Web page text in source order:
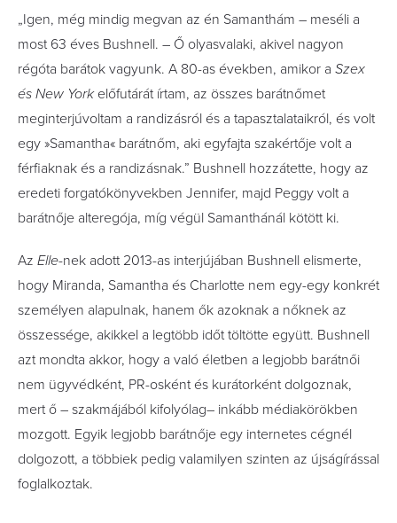
„Igen, még mindig megvan az én Samanthám – meséli a
most 63 éves Bushnell. – Ő olyasvalaki, akivel nagyon
régóta barátok vagyunk. A 80-as években, amikor a Szex
és New Yorkelőfutárát írtam, az összes barátnőmet
meginterjúvoltam a randizásról és a tapasztalataikról, és volt
egy »Samantha« barátnőm, aki egyfajta szakértője volt a
férfiaknak és a randizásnak.” Bushnell hozzátette, hogy az
eredeti forgatókönyvekben Jennifer, majd Peggy volt a
barátnője alteregója, míg végül Samanthánál kötött ki.
Az Elle-nek adott 2013-as interjújában Bushnell elismerte,
hogy Miranda, Samantha és Charlotte nem egy-egy konkrét
személyen alapulnak, hanem ők azoknak a nőknek az
összessége, akikkel a legtöbb időt töltötte együtt. Bushnell
azt mondta akkor, hogy a való életben a legjobb barátnői
nem ügyvédként, PR-osként és kurátorként dolgoznak,
mert ő – szakmájából kifolyólag– inkább médiakörökben
mozgott. Egyik legjobb barátnője egy internetes cégnél
dolgozott, a többiek pedig valamilyen szinten az újságírással
foglalkoztak.